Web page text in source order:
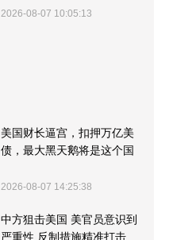
2026-08-07 10:05:13
美国财长逼宫，扣押万亿美
债，最大黑天鹅将是这个国
2026-08-07 14:25:38
中方狙击美国 美官员意识到
严重性 反制措施精准打击